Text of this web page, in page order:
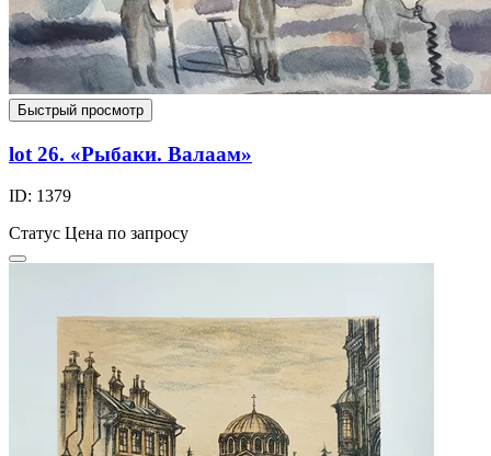
Быстрый просмотр
lot 26. «Рыбаки. Валаам»
ID: 1379
Статус Цена по запросу